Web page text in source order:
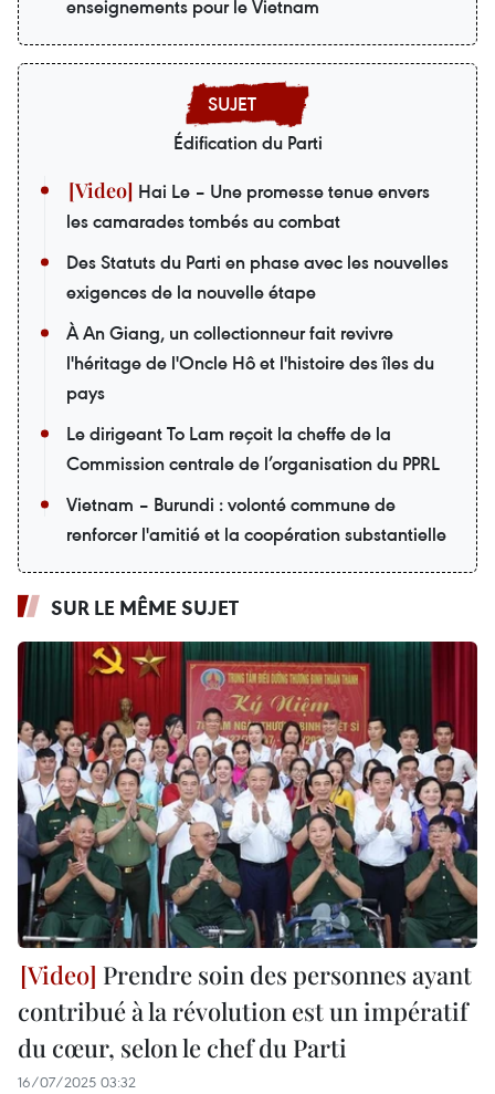
enseignements pour le Vietnam
Édification du Parti
Hai Le – Une promesse tenue envers
les camarades tombés au combat
Des Statuts du Parti en phase avec les nouvelles
exigences de la nouvelle étape
À An Giang, un collectionneur fait revivre
l'héritage de l'Oncle Hô et l'histoire des îles du
pays
Le dirigeant To Lam reçoit la cheffe de la
Commission centrale de l’organisation du PPRL
Vietnam – Burundi : volonté commune de
renforcer l'amitié et la coopération substantielle
SUR LE MÊME SUJET
Prendre soin des personnes ayant
contribué à la révolution est un impératif
du cœur, selon le chef du Parti
16/07/2025 03:32